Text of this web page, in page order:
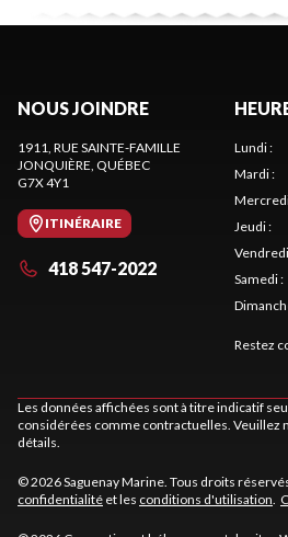
NOUS JOINDRE
1911, RUE SAINTE-FAMILLE
JONQUIÈRE, QUÉBEC
G7X 4Y1
ITINÉRAIRE
418 547-2022
Lundi:
Mardi:
Jeudi:
Vendredi
Samedi:
Restez
Les données affichées sont à titre indicatif
considérées comme contractuelles. Veuillez
détails.
© 2026 Saguenay Marine. Tous droits
confidentialité et les conditions d'utilisation.